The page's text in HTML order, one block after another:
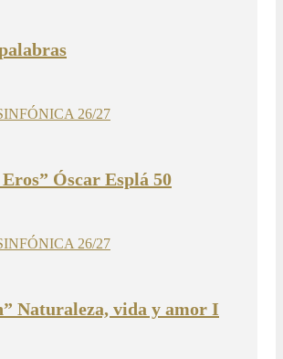
26/27
Óscar Esplá 50
26/27
Naturaleza, vida y amor I